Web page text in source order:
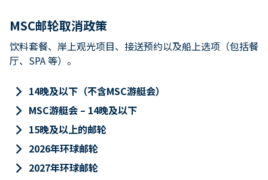
MSC邮轮取消政策
饮料套餐、岸上观光项目、接送预约以及船上选项（包括餐
厅、SPA 等）。
keyboard_arrow_right 14晚及以下（不含MSC游艇会）
keyboard_arrow_right MSC游艇会 – 14晚及以下
keyboard_arrow_right 15晚及以上的邮轮
keyboard_arrow_right 2026年环球邮轮
keyboard_arrow_right 2027年环球邮轮